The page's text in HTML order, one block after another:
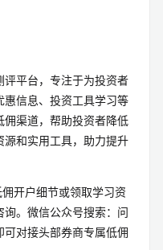
评平台，专注于为投资者
信息、投资工具学习等
佣渠道，帮助投资者降低
源和实用工具，助力提升
开户细节或领取学习资
。微信公众号搜索：问
对接头部券商专属低佣